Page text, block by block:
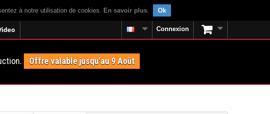
à notre utilisation de cookies. En savoir plus. Ok
Connexion
Offre valable jusqu'au 9 Août